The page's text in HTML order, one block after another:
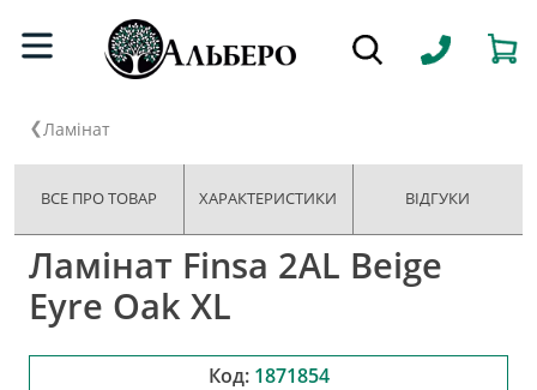
Ламінат
ВСЕ ПРО ТОВАР ХАРАКТЕРИСТИКИ ВІДГУКИ
Ламінат Finsa 2AL Beige
Eyre Oak XL
Код: 1871854